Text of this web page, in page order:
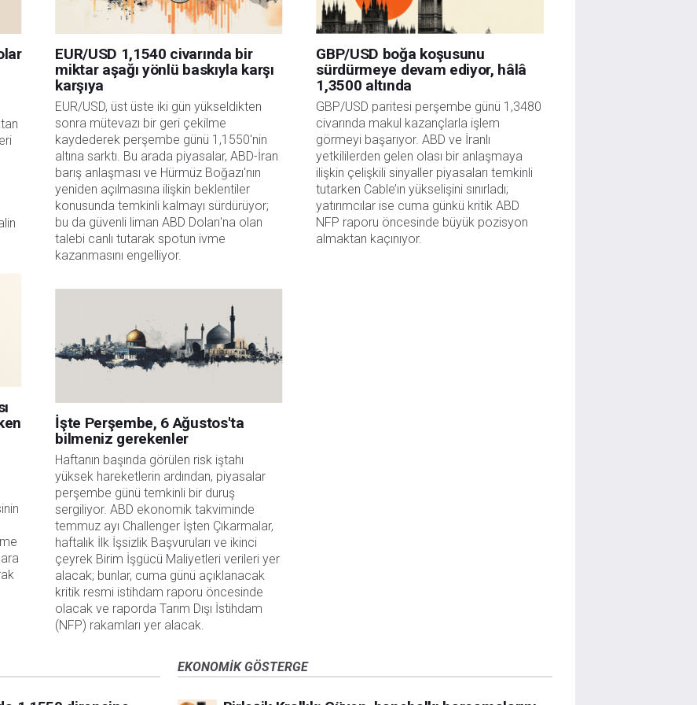
EUR/USD 1,1540 civarında bir
miktar aşağı yönlü baskıyla karşı
karşıya
EUR/USD, üst üste iki gün yükseldikten
sonra mütevazı bir geri çekilme
kaydederek perşembe günü 1,1550'nin
altına sarktı. Bu arada piyasalar, ABD-İran
barış anlaşması ve Hürmüz Boğazı'nın
yeniden açılmasına ilişkin beklentiler
konusunda temkinli kalmayı sürdürüyor;
bu da güvenli liman ABD Doları'na olan
talebi canlı tutarak spotun ivme
kazanmasını engelliyor.
İşte Perşembe, 6 Ağustos'ta
bilmeniz gerekenler
Haftanın başında görülen risk iştahı
yüksek hareketlerin ardından, piyasalar
perşembe günü temkinli bir duruş
sergiliyor. ABD ekonomik takviminde
temmuz ayı Challenger İşten Çıkarmalar,
haftalık İlk İşsizlik Başvuruları ve ikinci
çeyrek Birim İşgücü Maliyetleri verileri yer
alacak; bunlar, cuma günü açıklanacak
kritik resmi istihdam raporu öncesinde
olacak ve raporda Tarım Dışı İstihdam
(NFP) rakamları yer alacak.
GBP/USD boğa koşusunu
sürdürmeye devam ediyor, hâlâ
1,3500 altında
GBP/USD paritesi perşembe günü 1,3480
civarında makul kazançlarla işlem
görmeyi başarıyor. ABD ve İranlı
yetkililerden gelen olası bir anlaşmaya
ilişkin çelişkili sinyaller piyasaları temkinli
tutarken Cable’ın yükselişini sınırladı;
yatırımcılar ise cuma günkü kritik ABD
NFP raporu öncesinde büyük pozisyon
almaktan kaçınıyor.
EKONOMIK GÖSTERGE